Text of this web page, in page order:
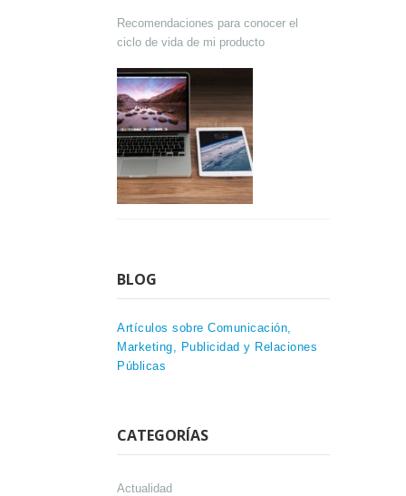
Recomendaciones para conocer el
ciclo de vida de mi producto
BLOG
Artículos sobre Comunicación,
Marketing, Publicidad y Relaciones
Públicas
CATEGORÍAS
Actualidad